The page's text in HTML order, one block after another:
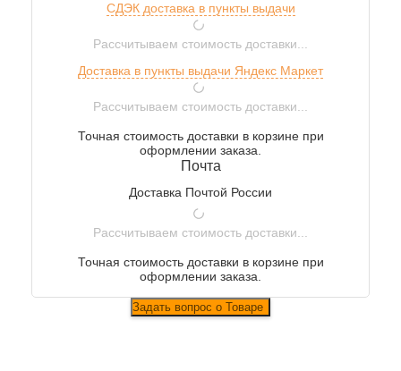
СДЭК доставка в пункты выдачи
Рассчитываем стоимость доставки...
Доставка в пункты выдачи Яндекс Маркет
Рассчитываем стоимость доставки...
Точная стоимость доставки в корзине при
оформлении заказа.
Почта
Доставка Почтой России
Рассчитываем стоимость доставки...
Точная стоимость доставки в корзине при
оформлении заказа.